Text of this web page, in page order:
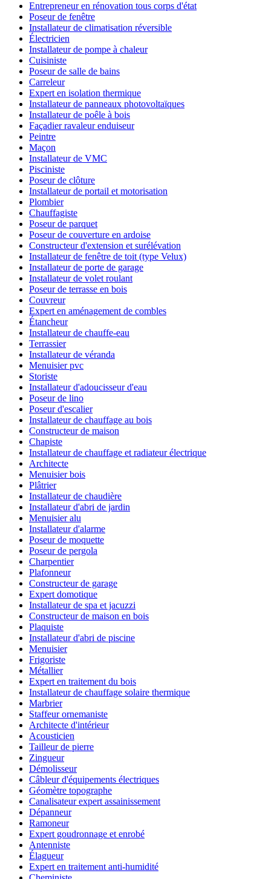
Entrepreneur en rénovation tous corps d'état
Poseur de fenêtre
Installateur de climatisation réversible
Électricien
Installateur de pompe à chaleur
Cuisiniste
Poseur de salle de bains
Carreleur
Expert en isolation thermique
Installateur de panneaux photovoltaïques
Installateur de poêle à bois
Façadier ravaleur enduiseur
Peintre
Maçon
Installateur de VMC
Pisciniste
Poseur de clôture
Installateur de portail et motorisation
Plombier
Chauffagiste
Poseur de parquet
Poseur de couverture en ardoise
Constructeur d'extension et surélévation
Installateur de fenêtre de toit (type Velux)
Installateur de porte de garage
Installateur de volet roulant
Poseur de terrasse en bois
Couvreur
Expert en aménagement de combles
Étancheur
Installateur de chauffe-eau
Terrassier
Installateur de véranda
Menuisier pvc
Storiste
Installateur d'adoucisseur d'eau
Poseur de lino
Poseur d'escalier
Installateur de chauffage au bois
Constructeur de maison
Chapiste
Installateur de chauffage et radiateur électrique
Architecte
Menuisier bois
Plâtrier
Installateur de chaudière
Installateur d'abri de jardin
Menuisier alu
Installateur d'alarme
Poseur de moquette
Poseur de pergola
Charpentier
Plafonneur
Constructeur de garage
Expert domotique
Installateur de spa et jacuzzi
Constructeur de maison en bois
Plaquiste
Installateur d'abri de piscine
Menuisier
Frigoriste
Métallier
Expert en traitement du bois
Installateur de chauffage solaire thermique
Marbrier
Staffeur ornemaniste
Architecte d'intérieur
Acousticien
Tailleur de pierre
Zingueur
Démolisseur
Câbleur d'équipements électriques
Géomètre topographe
Canalisateur expert assainissement
Dépanneur
Ramoneur
Expert goudronnage et enrobé
Antenniste
Élagueur
Expert en traitement anti-humidité